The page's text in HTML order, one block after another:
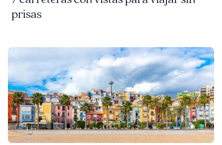
prisas